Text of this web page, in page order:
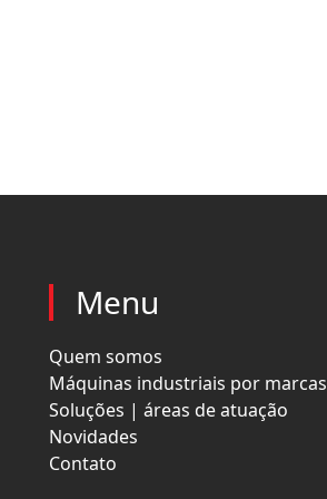
Menu
Quem somos
Máquinas industriais por marcas
Soluções | áreas de atuação
Novidades
Contato